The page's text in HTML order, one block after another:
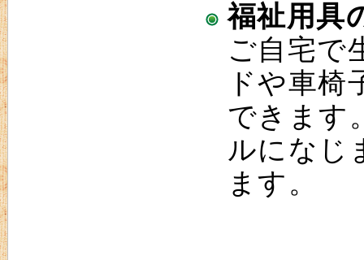
福祉用具
ご自宅で
ドや車椅
できます
ルになじ
ます。